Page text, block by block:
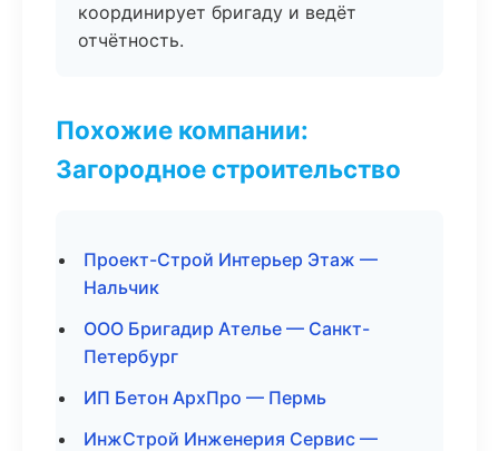
координирует бригаду и ведёт
отчётность.
Похожие компании:
Загородное строительство
Проект-Строй Интерьер Этаж —
Нальчик
ООО Бригадир Ателье — Санкт-
Петербург
ИП Бетон АрхПро — Пермь
ИнжСтрой Инженерия Сервис —